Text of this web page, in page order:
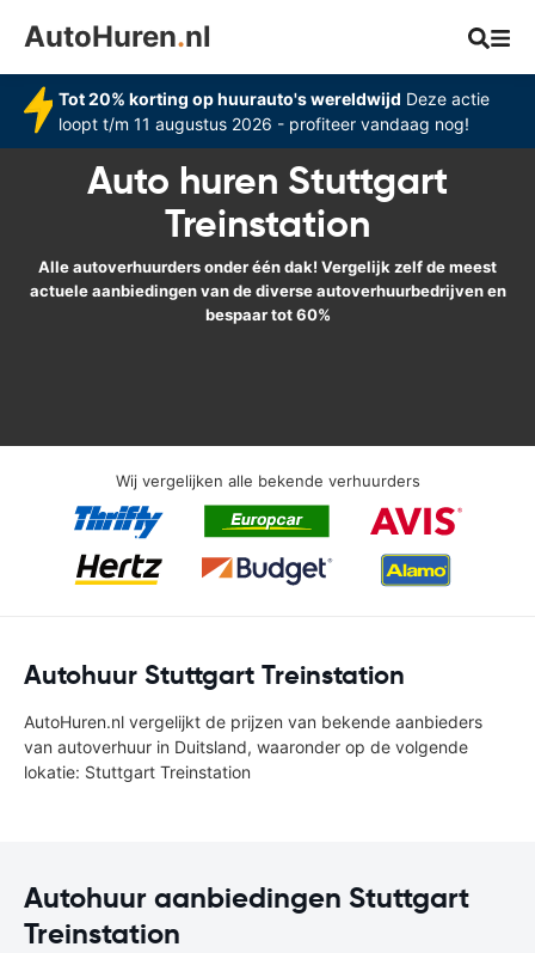
AutoHuren.nl
Tot 20% korting op huurauto's wereldwijd Deze actie
loopt t/m 11 augustus 2026 - profiteer vandaag nog!
Auto huren Stuttgart
Treinstation
Alle autoverhuurders onder één dak! Vergelijk zelf de meest
actuele aanbiedingen van de diverse autoverhuurbedrijven en
bespaar tot 60%
Wij vergelijken alle bekende verhuurders
Autohuur Stuttgart Treinstation
AutoHuren.nl vergelijkt de prijzen van bekende aanbieders
van autoverhuur in Duitsland, waaronder op de volgende
lokatie: Stuttgart Treinstation
Autohuur aanbiedingen Stuttgart
Treinstation